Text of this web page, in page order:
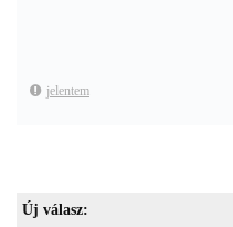
jelentem
Új válasz: